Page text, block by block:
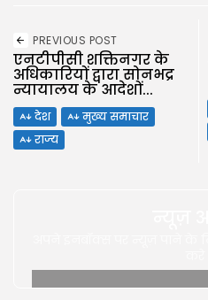
PREVIOUS POST
एनटीपीसी शक्तिनगर के
अधिकारियों द्वारा सोनभद्र
न्यायालय के आदेशों...
देश
मुख्य समाचार
राज्य